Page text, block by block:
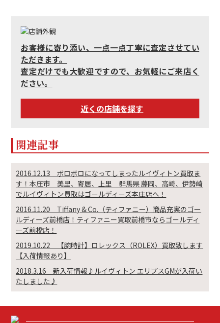
お客様に寄り添い、一点一点丁寧に査定させてい
ただきます。
査定だけでも大歓迎ですので、お気軽にご来店く
ださい。
近くの店舗を探す
関連記事
2016.12.13 ボロボロになってしまったルイヴィトン買取ま
す！本庄市 美里、寄居、上里 群馬県 藤岡、高崎、伊勢崎
でルイヴィトン買取はゴールディーズ本庄店へ！
2016.11.20 Tiffany & Co.（ティファニー）商品充実のゴー
ルディーズ前橋店！ティファニー買取前橋市ならゴールディ
ーズ前橋店！
2019.10.22 【腕時計】ロレックス（ROLEX）買取致します
【入荷情報あり】
2018.3.16 新入荷情報♪ルイヴィトン エリプスGMが入荷い
たしました♪